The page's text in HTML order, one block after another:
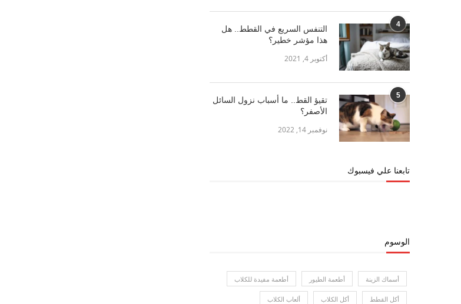
4
التنفس السريع في القطط.. هل
هذا مؤشر خطير؟
أكتوبر 4, 2021
5
تقيؤ القط.. ما أسباب نزول السائل
الأصفر؟
نوفمبر 14, 2022
تابعنا علي فيسبوك
الوسوم
أسماك الزينة أطعمة الطيور أطعمة مفيدة للكلاب
أكل القطط أكل الكلاب ألعاب الكلاب